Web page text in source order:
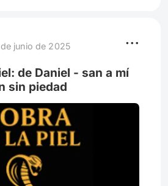
junio de 2025
de Daniel - san a mí
sin piedad